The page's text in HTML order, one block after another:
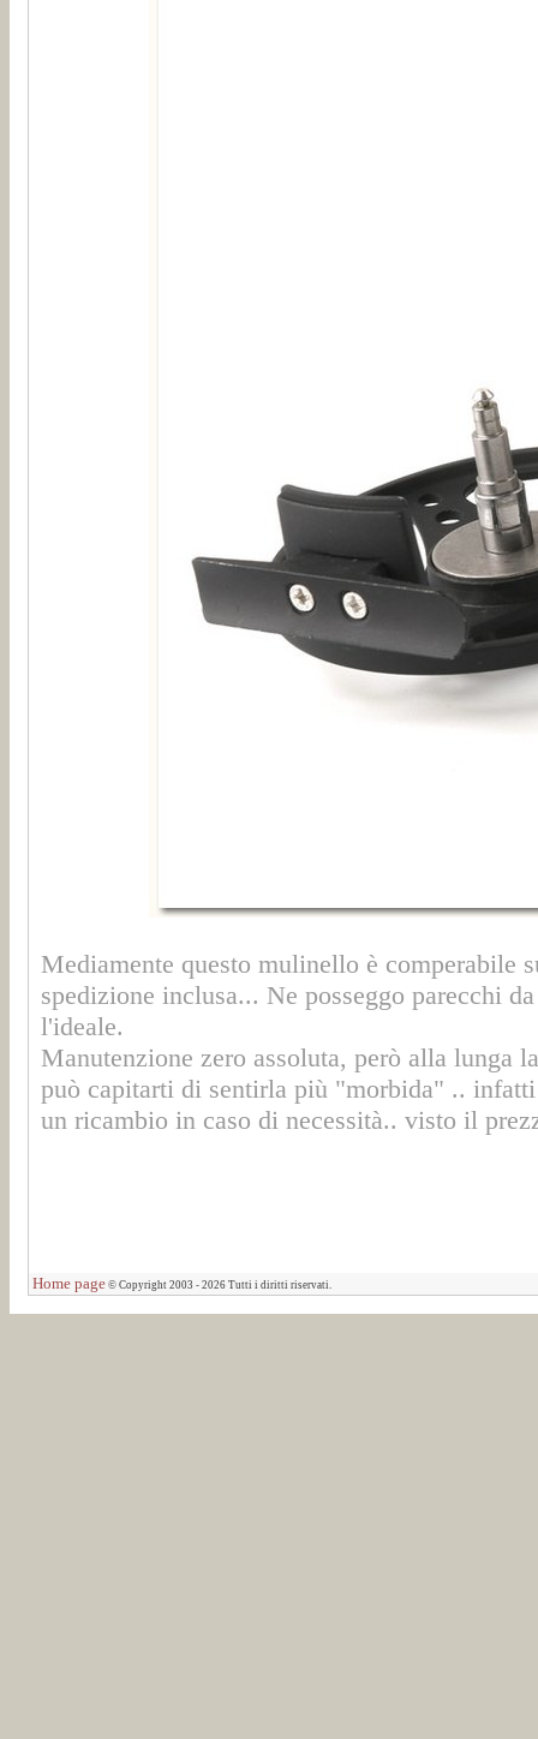
Mediamente questo mulinello è comperabile
spedizione inclusa... Ne posseggo parecchi
l'ideale.
Manutenzione zero assoluta, però alla lunga
può capitarti di sentirla più "morbida" ..
un ricambio in caso di necessità.. visto il
Home page © Copyright 2003 - 2026 Tutti i diritti riservati.